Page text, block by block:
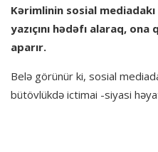
Kərimlinin sosial
yazıçını hədəfı alaraq,
aparır.
Belə görünür ki, sosial
bütövlükdə ictimai -siyasi